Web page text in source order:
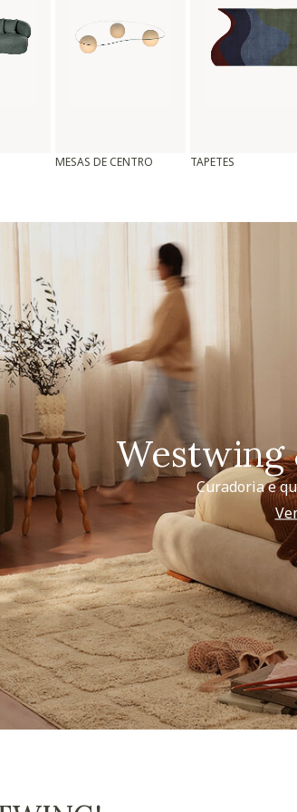
MESAS DE CENTRO TAPETES
Westwing
Curadoria e